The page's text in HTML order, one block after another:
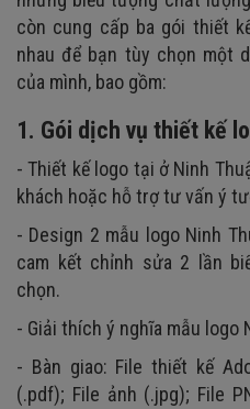
còn cung cấp ba gói thiết
nhau để bạn tùy chọn một
của mình, bao gồm:
1. Gói dịch vụ thiết kế
- Thiết kế logo tại ở Ninh
khách hoặc hỗ trợ tư vấn ý
- Design 2 mẫu logo Ninh
cam kết chỉnh sửa 2 lần
chọn.
- Giải thích ý nghĩa mẫu logo
- Bàn giao: File thiết kế
(.pdf); File ảnh (.jpg); File